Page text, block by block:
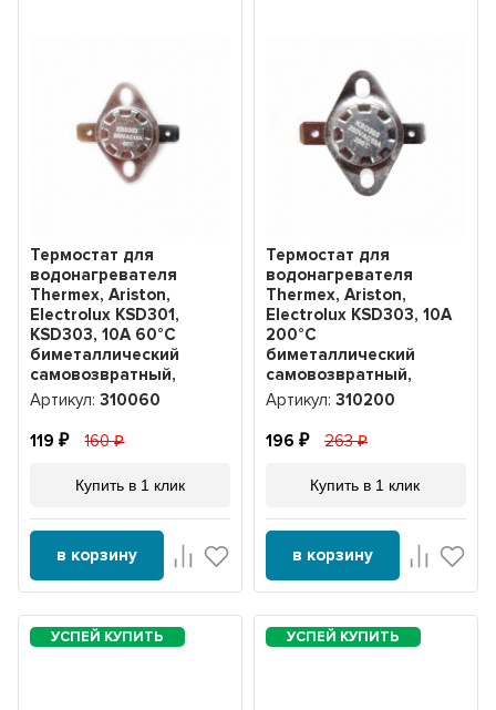
Термостат для
водонагревателя
Thermex, Ariston,
Electrolux KSD301,
KSD303, 10A 60°С
биметаллический
самовозвратный,
310060
Артикул:310060
119 160
Купить в 1 клик
в корзину
Термостат для
водонагревателя
Thermex, Ariston,
Electrolux KSD303, 10A
200°С
биметаллический
самовозвратный,
310200
Артикул: 310200
196 263
Купить в 1 клик
в корзину